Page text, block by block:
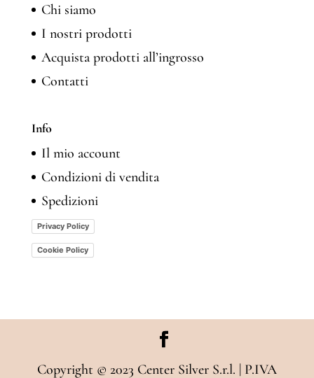
Chi siamo
I nostri prodotti
Acquista prodotti all’ingrosso
Contatti
Info
Il mio account
Condizioni di vendita
Spedizioni
Privacy Policy
Cookie Policy
Copyright © 2023 Center Silver S.r.l. | P.IVA